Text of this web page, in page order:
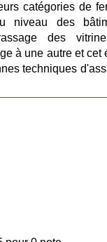
catégories de
niveau des
des
à une autre et cet
techniques